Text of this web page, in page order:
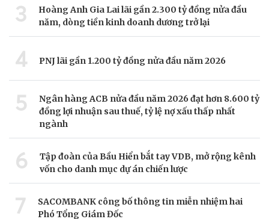
3
Hoàng Anh Gia Lai lãi gần 2.300 tỷ đồng nửa đầu
năm, dòng tiền kinh doanh dương trở lại
4 PNJ lãi gần 1.200 tỷ đồng nửa đầu năm 2026
5
Ngân hàng ACB nửa đầu năm 2026 đạt hơn 8.600 tỷ
đồng lợi nhuận sau thuế, tỷ lệ nợ xấu thấp nhất
ngành
6
Tập đoàn của Bầu Hiển bắt tay VDB, mở rộng kênh
vốn cho danh mục dự án chiến lược
7
SACOMBANK công bố thông tin miễn nhiệm hai
Phó Tổng Giám Đốc